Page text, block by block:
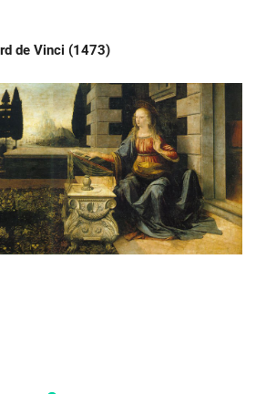
de Vinci (1473)